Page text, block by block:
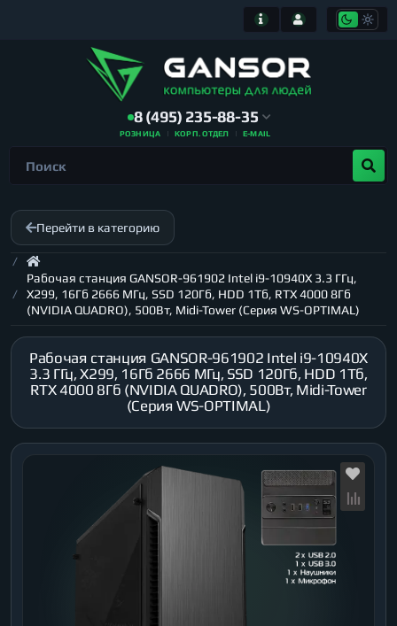
8 (495) 235-88-35
РОЗНИЦА КОРП. ОТДЕЛ E-MAIL
Перейти в категорию
Рабочая станция GANSOR-961902 Intel i9-10940X 3.3 ГГц,
X299, 16Гб 2666 МГц, SSD 120Гб, HDD 1Тб, RTX 4000 8Гб
(NVIDIA QUADRO), 500Вт, Midi-Tower (Серия WS-OPTIMAL)
Рабочая станция GANSOR-961902 Intel i9-10940X
3.3 ГГц, X299, 16Гб 2666 МГц, SSD 120Гб, HDD 1Тб,
RTX 4000 8Гб (NVIDIA QUADRO), 500Вт, Midi-Tower
(Серия WS-OPTIMAL)